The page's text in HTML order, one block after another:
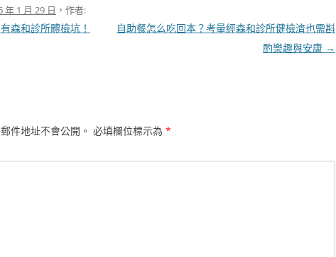
年 1 月 29 日 ，作者:
森和診所體檢坑！
自助餐怎么吃回本？考量經森和診所健檢濟也需斟
酌樂趣與安康 →
件地址不會公開。 必填欄位標示為 *